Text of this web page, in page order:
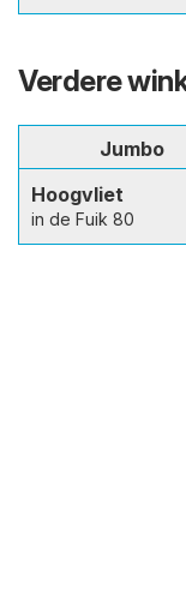
Verdere
Jumbo
Hoogvliet
in de Fuik 80